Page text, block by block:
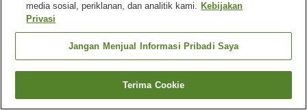
Spa / Salon kecantikan
Mesin penjual otomatis
Laundry berbayar
Beranda Jepang Aichi
Kota Nagoya
Hotel Livemax Nagoya Sakura-doriguchi
Cari kamar
media sosial, periklanan, dan analitik kami. Kebijakan
Privasi
Jangan Menjual Informasi Pribadi Saya
Terima Cookie